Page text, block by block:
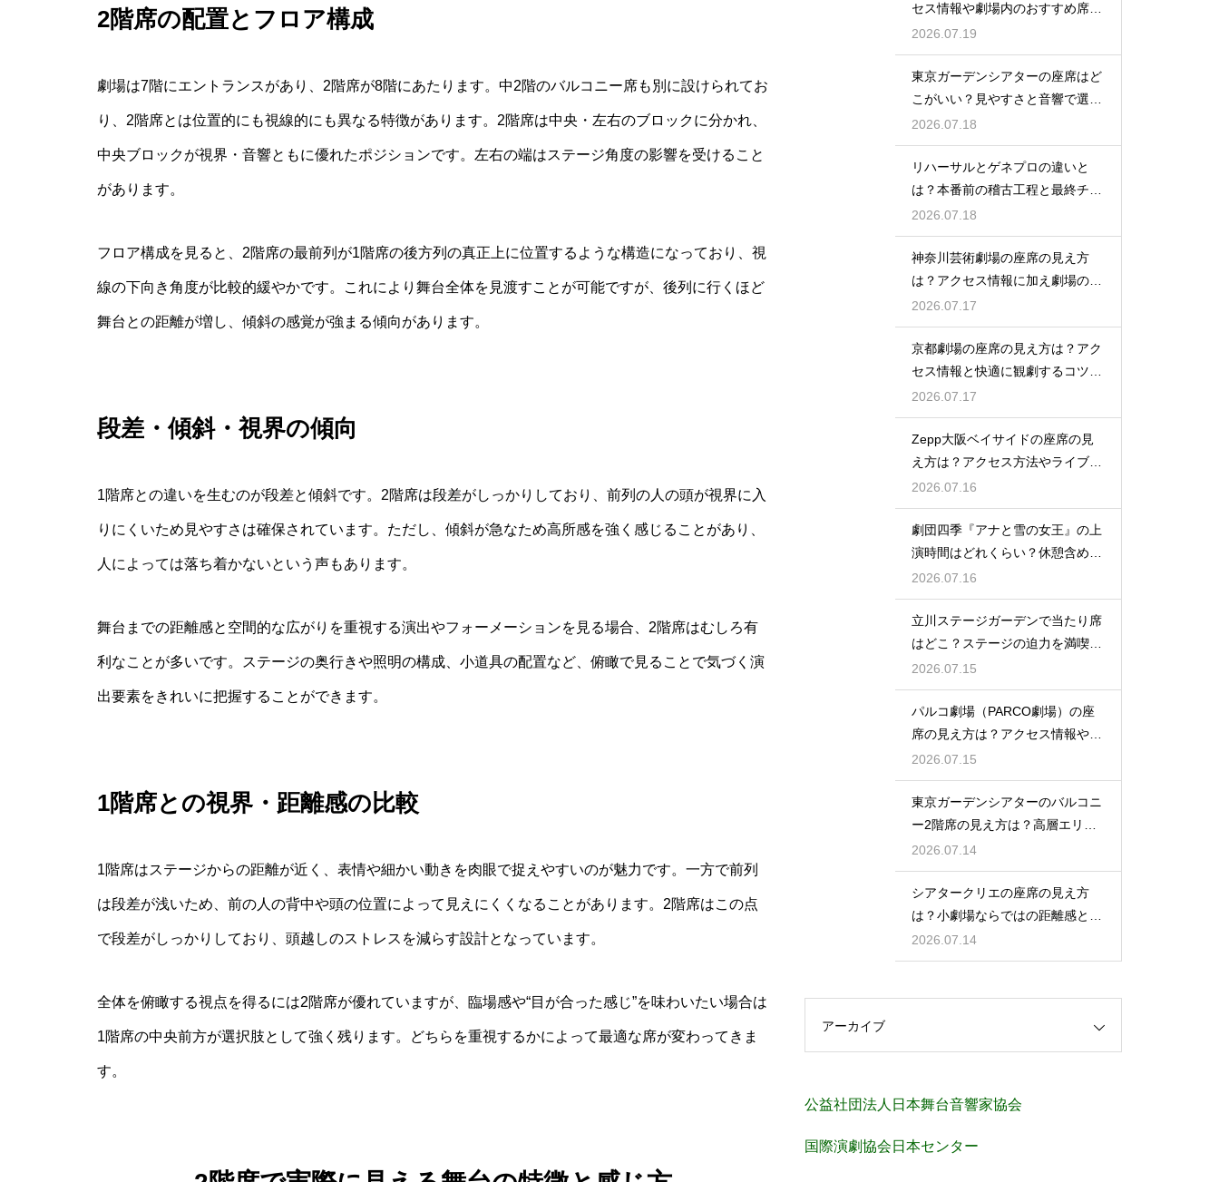
2階席の配置とフロア構成
劇場は7階にエントランスがあり、2階席が8階にあたります。中2階のバルコニー席も別に設けられてお
り、2階席とは位置的にも視線的にも異なる特徴があります。2階席は中央・左右のブロックに分かれ、
中央ブロックが視界・音響ともに優れたポジションです。左右の端はステージ角度の影響を受けること
があります。
フロア構成を見ると、2階席の最前列が1階席の後方列の真正上に位置するような構造になっており、視
線の下向き角度が比較的緩やかです。これにより舞台全体を見渡すことが可能ですが、後列に行くほど
舞台との距離が増し、傾斜の感覚が強まる傾向があります。
段差・傾斜・視界の傾向
1階席との違いを生むのが段差と傾斜です。2階席は段差がしっかりしており、前列の人の頭が視界に入
りにくいため見やすさは確保されています。ただし、傾斜が急なため高所感を強く感じることがあり、
人によっては落ち着かないという声もあります。
舞台までの距離感と空間的な広がりを重視する演出やフォーメーションを見る場合、2階席はむしろ有
利なことが多いです。ステージの奥行きや照明の構成、小道具の配置など、俯瞰で見ることで気づく演
出要素をきれいに把握することができます。
1階席との視界・距離感の比較
1階席はステージからの距離が近く、表情や細かい動きを肉眼で捉えやすいのが魅力です。一方で前列
は段差が浅いため、前の人の背中や頭の位置によって見えにくくなることがあります。2階席はこの点
で段差がしっかりしており、頭越しのストレスを減らす設計となっています。
全体を俯瞰する視点を得るには2階席が優れていますが、臨場感や“目が合った感じ”を味わいたい場合は
1階席の中央前方が選択肢として強く残ります。どちらを重視するかによって最適な席が変わってきま
す。
セス情報や劇場内のおすすめ席を
徹底ガイド
2026.07.19
東京ガーデンシアターの座席はど
こがいい？見やすさと音響で選ぶ
おすすめのポジション
2026.07.18
リハーサルとゲネプロの違いと
は？本番前の稽古工程と最終チェ
ックの意味を解説
2026.07.18
神奈川芸術劇場の座席の見え方
は？アクセス情報に加え劇場の魅
力を徹底解説
2026.07.17
京都劇場の座席の見え方は？アク
セス情報と快適に観劇するコツを
事前にチェック
2026.07.17
Zepp大阪ベイサイドの座席の見
え方は？アクセス方法やライブを
楽しむポイントを紹介
2026.07.16
劇団四季『アナと雪の女王』の上
演時間はどれくらい？休憩含めた
公演の長さを解説
2026.07.16
立川ステージガーデンで当たり席
はどこ？ステージの迫力を満喫で
きるベストポジションを紹介
2026.07.15
パルコ劇場（PARCO劇場）の座
席の見え方は？アクセス情報や劇
場の特徴も徹底紹介
2026.07.15
東京ガーデンシアターのバルコニ
ー2階席の見え方は？高層エリア
からの視界と音響をチェック
2026.07.14
シアタークリエの座席の見え方
は？小劇場ならではの距離感と見
やすさを解説
2026.07.14
アーカイブ
公益社団法人日本舞台音響家協会
国際演劇協会日本センター